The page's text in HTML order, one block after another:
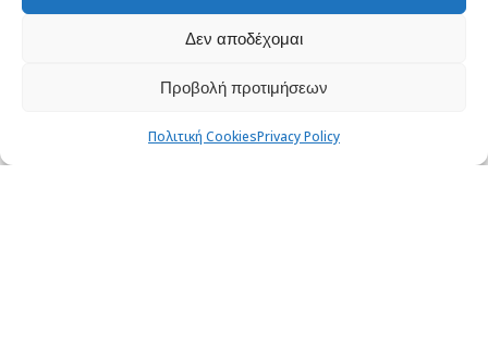
Δεν αποδέχομαι
Προβολή προτιμήσεων
Πολιτική CookiesPrivacy Policy
The Great Hack